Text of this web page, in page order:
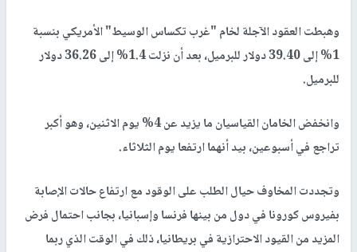
وهبطت العقود الآجلة لخام "غرب تكساس الوسيط" الأمريكي بنسبة
1% إلى 39.40 دولار للبرميل، بعد أن نزلت 1.4% إلى 36.26 دولار
للبرميل.
وانخفض الخامان القياسيان ما يزيد عن 4% يوم الاثنين، وهو أكبر
تراجع في أسبوعين، بيد أنهما ارتفعا يوم الثلاثاء.
وتجددت المخاوف حيال الطلب على الوقود مع ارتفاع حالات الإصابة
بفيروس كورونا في دول من بينها فرنسا وإسبانيا، بجانب احتمال فرض
المزيد من القيود الاحترازية في بريطانيا، ذلك في الوقت الذي ربما